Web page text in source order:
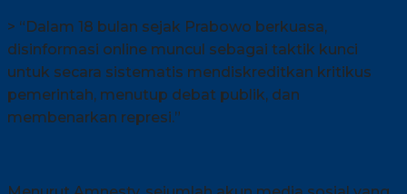
> “Dalam 18 bulan sejak Prabowo berkuasa,
disinformasi online muncul sebagai taktik kunci
untuk secara sistematis mendiskreditkan kritikus
pemerintah, menutup debat publik, dan
membenarkan represi.”